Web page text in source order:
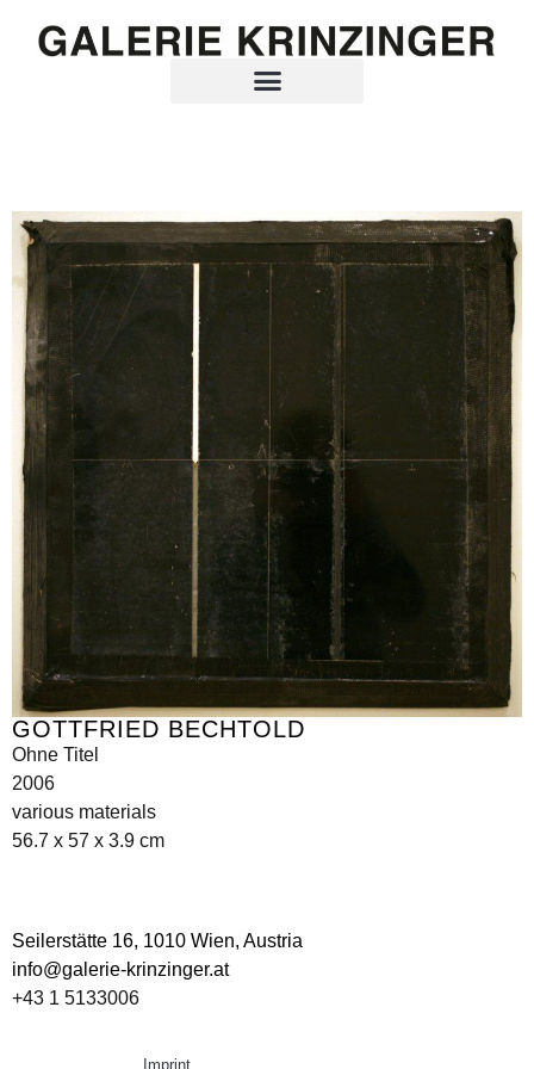
GOTTFRIED BECHTOLD
Ohne Titel
2006
various materials
56.7 x 57 x 3.9 cm
Seilerstätte 16, 1010 Wien, Austria
info@galerie-krinzinger.at
+43 1 5133006
Imprint